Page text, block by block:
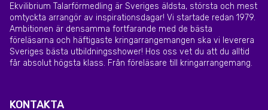
KONTAKTA
Ekvilibrium Talarförmedling är Sveriges äldsta, största och mest
omtyckta arrangör av inspirationsdagar! Vi startade redan 1979.
Ambitionen är densamma fortfarande med de bästa
föreläsarna och häftigaste kringarrangemangen ska vi leverera
Sveriges bästa utbildningsshower! Hos oss vet du att du alltid
får absolut högsta klass. Från föreläsare till kringarrangemang.